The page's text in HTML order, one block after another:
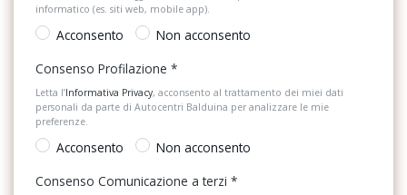
Sistema di riconoscimento automatico dei segnali stradali
Soglie d&apos;ingresso illuminate
Vetri atermici sfumati scuri
Volante sportivo multifunzione in pelle nappa
informatico (es. siti web, mobile app).
Acconsento
Non acconsento
Consenso Profilazione *
Letta l’Informativa Privacy, acconsento al trattamento dei miei dati
personali da parte di Autocentri Balduina per analizzare le mie
preferenze.
Acconsento
Non acconsento
Consenso Comunicazione a terzi *